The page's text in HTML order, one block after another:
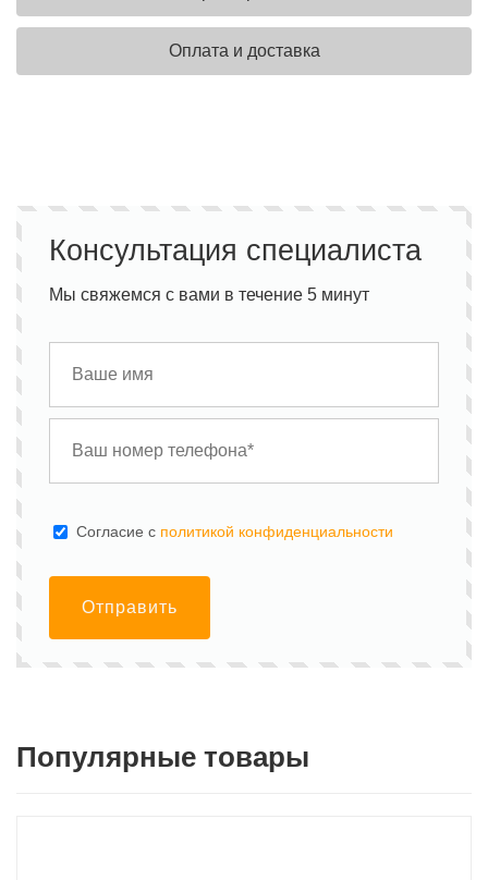
Оплата и доставка
Консультация специалиста
Мы свяжемся с вами в течение 5 минут
Cогласие с политикой конфиденциальности
Отправить
Популярные товары